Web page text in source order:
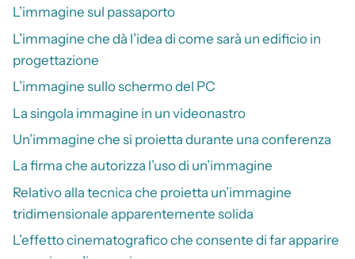
L’immagine sul passaporto
L’immagine che dà l’idea di come sarà un edificio in
progettazione
L’immagine sullo schermo del PC
La singola immagine in un videonastro
Un’immagine che si proietta durante una conferenza
La firma che autorizza l’uso di un’immagine
Relativo alla tecnica che proietta un’immagine
tridimensionale apparentemente solida
L’effetto cinematografico che consente di far apparire